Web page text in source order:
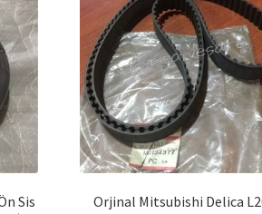
Sis
Orjinal Mitsubishi Delica